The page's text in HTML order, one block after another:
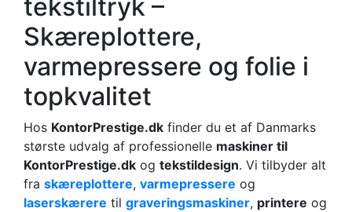
tekstiltryk –
Skæreplottere,
varmepressere og folie i
topkvalitet
Hos KontorPrestige.dk finder du et af Danmarks
største udvalg af professionelle maskiner til
KontorPrestige.dk og tekstildesign. Vi tilbyder alt
fra skæreplottere, varmepressere og
laserskærere til graveringsmaskiner, printere og